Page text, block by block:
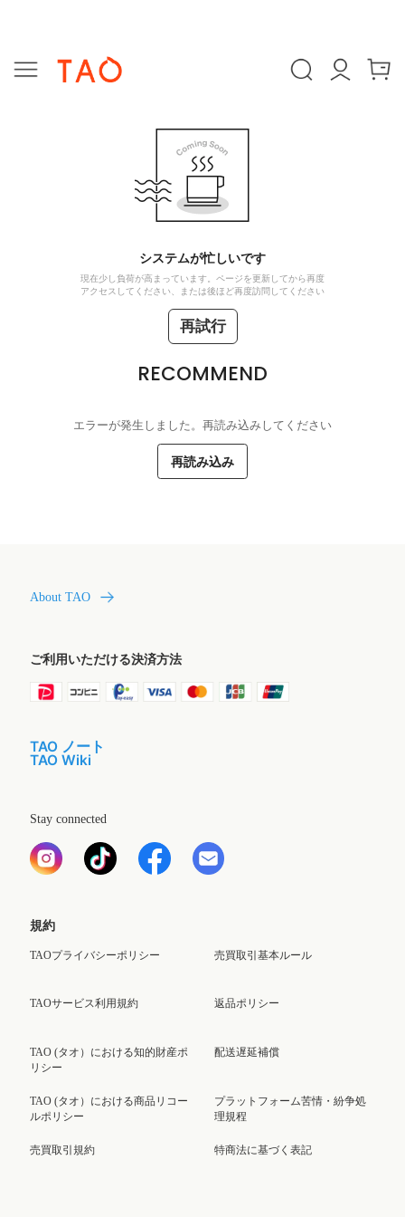
システムが忙しいです
現在少し負荷が高まっています。ページを更新してから再度
アクセスしてください、または後ほど再度訪問してください
再試行
RECOMMEND
エラーが発生しました。再読み込みしてください
再読み込み
About TAO
ご利用いただける決済方法
TAO ノート
TAO Wiki
Stay connected
規約
TAOプライバシーポリシー
TAOサービス利用規約
TAO (タオ）における知的財産ポ
リシー
TAO (タオ）における商品リコー
ルポリシー
売買取引規約
売買取引基本ルール
返品ポリシー
配送遅延補償
プラットフォーム苦情・紛争処
理規程
特商法に基づく表記